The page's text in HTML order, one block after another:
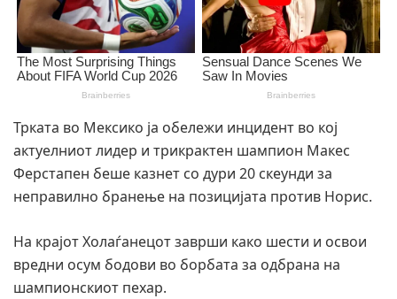
Трката во Мексико ја обележи инцидент во кој
актуелниот лидер и трикрактен шампион Макес
Ферстапен беше казнет со дури 20 скеунди за
неправилно бранење на позицијата против Норис.
На крајот Холаѓанецот заврши како шести и освои
вредни осум бодови во борбата за одбрана на
шампионскиот пехар.